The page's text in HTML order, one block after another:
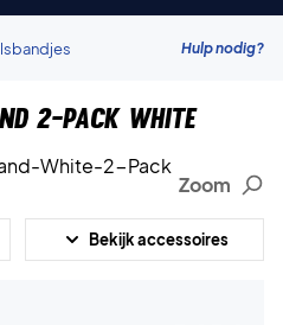
Hulp nodig?
2-Pack White
Zoom
Bekijk accessoires